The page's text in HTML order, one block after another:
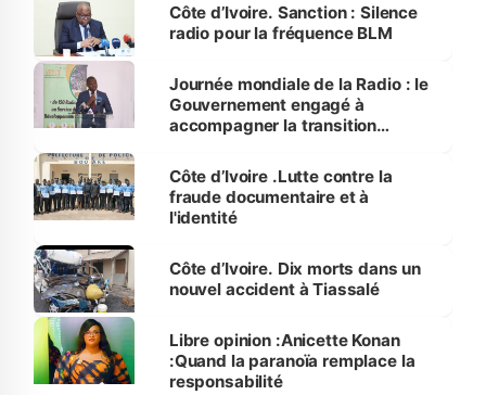
Côte d’Ivoire. Sanction : Silence
radio pour la fréquence BLM
Journée mondiale de la Radio : le
Gouvernement engagé à
accompagner la transition
l'avènement de l'intelligence
artificielle
Côte d’Ivoire .Lutte contre la
fraude documentaire et à
l'identité
Côte d’Ivoire. Dix morts dans un
nouvel accident à Tiassalé
Libre opinion :Anicette Konan
:Quand la paranoïa remplace la
responsabilité